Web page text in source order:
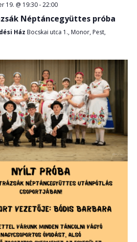
19. @ 19:30-22:00
Néptáncegyüttes próba
Ház Bocskai utca 1., Monor, Pest,